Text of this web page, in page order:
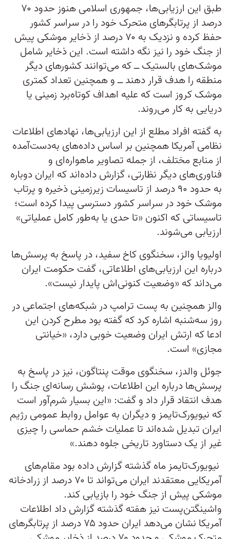
طبق این ارزیابی‌ها، جمهوری اسلامی هنوز حدود ۷۰
درصد از پرتابگرهای متحرک خود را در سراسر کشور
حفظ کرده و نزدیک به ۷۰ درصد از ذخایر موشکی پیش
از جنگ خود را نیز نگه داشته است. این ذخایر شامل
موشک‌های بالستیک ــ که می‌توانند کشورهای دیگر
منطقه را هدف قرار دهند ــ و همچنین تعداد کمتری
موشک کروز است که علیه اهداف کوتاه‌برد زمینی یا
دریایی به کار می‌روند.
به گفته افراد مطلع از این ارزیابی‌ها، نهادهای اطلاعات
نظامی آمریکا همچنین بر اساس داده‌های به‌دست‌آمده
از منابع مختلف، از جمله تصاویر ماهواره‌ای و
فناوری‌های دیگر نظارتی، گزارش داده‌اند که ایران دوباره
به حدود ۹۰ درصد از تاسیسات زیرزمینی ذخیره و پرتاب
موشک خود در سراسر کشور دسترسی پیدا کرده است؛
تاسیساتی که اکنون «تا حدی یا به‌طور کامل عملیاتی»
ارزیابی می‌شوند.
اولیویا والز، سخنگوی کاخ سفید، در پاسخ به پرسش‌ها
درباره این ارزیابی‌های اطلاعاتی، گفت حکومت ایران
می‌داند که «وضعیت کنونی‌اش پایدار نیست».
والز همچنین به پست ترامپ در شبکه‌های اجتماعی در
روز سه‌شنبه اشاره کرد که گفته بود مطرح کردن این
ادعا که ارتش ایران وضعیت خوبی دارد، «خیانتی
مجازی» است.
جوئل والدز، سخنگوی موقت پنتاگون، نیز در پاسخ به
پرسش‌ها درباره این اطلاعات، پوشش رسانه‌ای جنگ را
هدف انتقاد قرار داد و گفت: «این بسیار شرم‌آور است
که نیویورک‌تایمز و دیگران به عوامل روابط عمومی رژیم
ایران تبدیل شده‌اند تا عملیات خشم حماسی را چیزی
غیر از یک دستاورد تاریخی جلوه دهند.»
نیویورک‌تایمز ماه گذشته گزارش داده بود مقام‌های
آمریکایی معتقدند ایران می‌تواند تا ۷۰ درصد از زرادخانه
موشکی پیش از جنگ خود را بازیابی کند.
واشینگتن‌پست نیز هفته گذشته گزارش داد اطلاعات
آمریکا نشان می‌دهد ایران حدود ۷۵ درصد از پرتابگرهای